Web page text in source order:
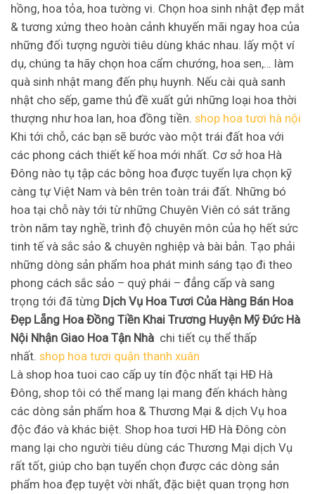
hồng, hoa tỏa, hoa tường vi. Chọn hoa sinh nhật đẹp mắt
& tương xứng theo hoàn cảnh khuyến mãi ngay hoa của
những đối tượng người tiêu dùng khác nhau. lấy một ví
dụ, chúng ta hãy chọn hoa cẩm chướng, hoa sen,… làm
quà sinh nhật mang đến phụ huynh. Nếu cài quà sanh
nhật cho sếp, game thủ đề xuất gửi những loại hoa thời
thượng như hoa lan, hoa đồng tiền. shop hoa tươi hà nội
Khi tới chỗ, các bạn sẽ bước vào một trái đất hoa với
các phong cách thiết kế hoa mới nhất. Cơ sở hoa Hà
Đông nào tụ tập các bông hoa được tuyển lựa chọn kỹ
càng tự Việt Nam và bên trên toàn trái đất. Những bó
hoa tại chỗ này tới từ những Chuyên Viên có sát trăng
tròn năm tay nghề, trình độ chuyên môn của họ hết sức
tinh tế và sắc sảo & chuyên nghiệp và bài bản. Tạo phải
những dòng sản phẩm hoa phát minh sáng tạo đi theo
phong cách sắc sảo – quý phái – đẳng cấp và sang
trọng tới đã từng Dịch Vụ Hoa Tươi Của Hàng Bán Hoa
Đẹp Lẵng Hoa Đồng Tiền Khai Trương Huyện Mỹ Đức Hà
Nội Nhận Giao Hoa Tận Nhà chi tiết cụ thể thấp
nhất. shop hoa tươi quận thanh xuân
Là shop hoa tuoi cao cấp uy tín độc nhất tại HĐ Hà
Đông, shop tôi có thể mang lại mang đến khách hàng
các dòng sản phẩm hoa & Thương Mại & dịch Vụ hoa
độc đáo và khác biệt. Shop hoa tươi HĐ Hà Đông còn
mang lại cho người tiêu dùng các Thương Mại dịch Vụ
rất tốt, giúp cho bạn tuyển chọn được các dòng sản
phẩm hoa đẹp tuyệt vời nhất, đặc biệt quan trọng hơn